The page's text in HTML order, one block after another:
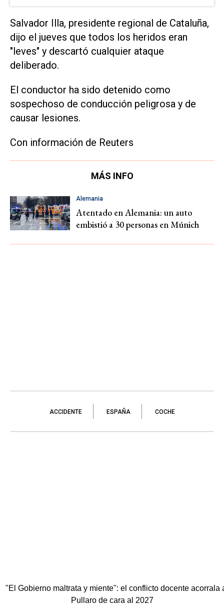
Salvador Illa, presidente regional de Cataluña,
dijo el jueves que todos los heridos eran
"leves" y descartó cualquier ataque
deliberado.
El conductor ha sido detenido como
sospechoso de conducción peligrosa y de
causar lesiones.
Con información de Reuters
MÁS INFO
Alemania
Atentado en Alemania: un auto
embistió a 30 personas en Múnich
ACCIDENTE ESPAÑA COCHE